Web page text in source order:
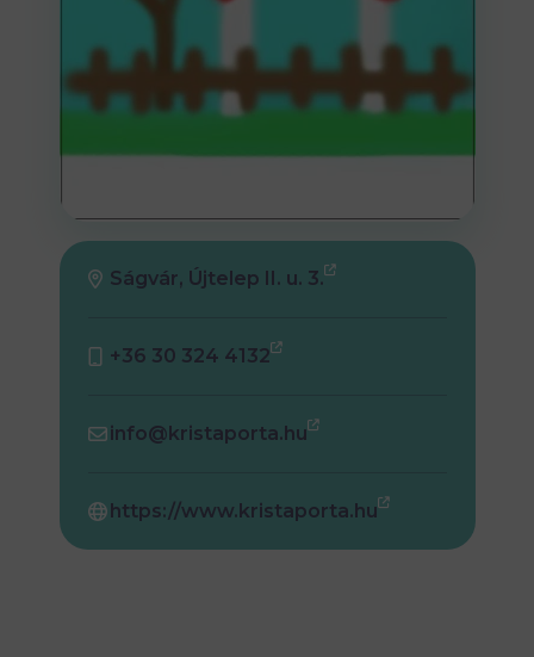
Ságvár, Újtelep II. u. 3.
+36 30 324 4132
info@kristaporta.hu
https://www.kristaporta.hu